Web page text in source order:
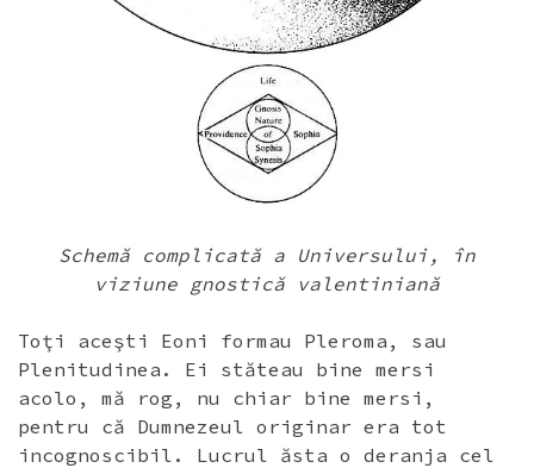
Schemă complicată a Universului, în
viziune gnostică valentiniană
Toţi aceşti Eoni formau Pleroma, sau
Plenitudinea. Ei stăteau bine mersi
acolo, mă rog, nu chiar bine mersi,
pentru că Dumnezeul originar era tot
incognoscibil. Lucrul ăsta o deranja cel